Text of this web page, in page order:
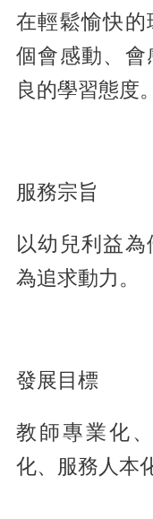
在輕鬆愉快的
個會感動、會
良的學習態度。
服務宗旨
以幼兒利益
為追求動力。
發展目標
教師專業化
化、服務人本